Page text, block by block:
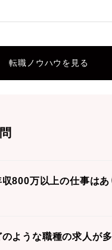
転職ノウハウを見る
800万以上の仕事はあ
ような職種の求人が